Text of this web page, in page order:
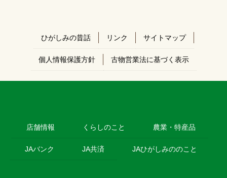
ひがしみの昔話 リンク サイトマップ
個人情報保護方針 古物営業法に基づく表示
店舗情報 くらしのこと 農業・特産品
JAバンク JA共済 JAひがしみののこと